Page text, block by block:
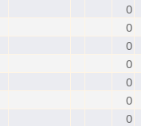
0
0
0
0
0
0
0